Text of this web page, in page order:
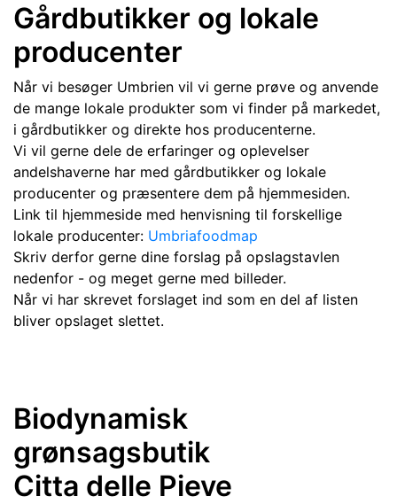
Gårdbutikker og lokale
producenter
Når vi besøger Umbrien vil vi gerne prøve og anvende
de mange lokale produkter som vi finder på markedet,
i gårdbutikker og direkte hos producenterne.
Vi vil gerne dele de erfaringer og oplevelser
andelshaverne har med gårdbutikker og lokale
producenter og præsentere dem på hjemmesiden.
Link til hjemmeside med henvisning til forskellige
lokale producenter: Umbriafoodmap
Skriv derfor gerne dine forslag på opslagstavlen
nedenfor - og meget gerne med billeder.
Når vi har skrevet forslaget ind som en del af listen
bliver opslaget slettet.
Biodynamisk
grønsagsbutik
Citta delle Pieve